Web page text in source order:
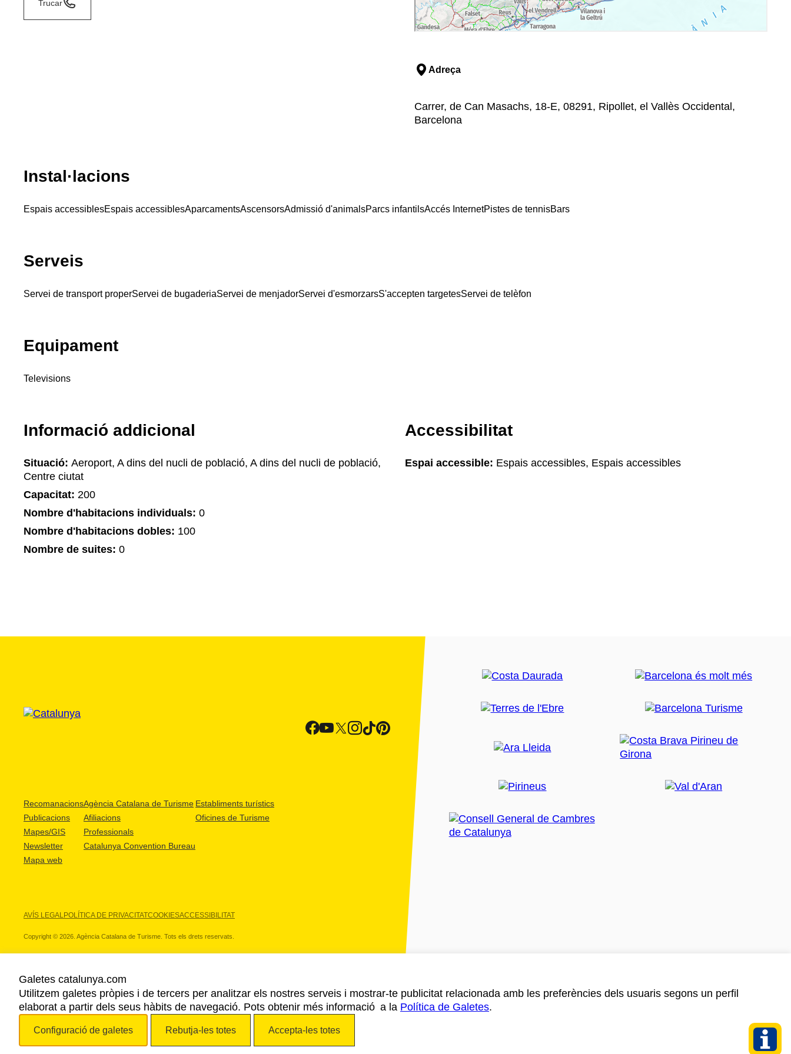
Trucar
Adreça
Carrer, de Can Masachs, 18-E, 08291, Ripollet, el Vallès Occidental,
Barcelona
Instal·lacions
Espais accessiblesEspais accessiblesAparcamentsAscensorsAdmissió d'animalsParcs infantilsAccés InternetPistes de tennisBars
Serveis
Servei de transport properServei de bugaderiaServei de menjadorServei d'esmorzarsS'accepten targetesServei de telèfon
Equipament
Televisions
Informació addicional
Situació: Aeroport, A dins del nucli de població, A dins del nucli de població,
Centre ciutat
Capacitat: 200
Nombre d'habitacions individuals: 0
Nombre d'habitacions dobles: 100
Nombre de suites: 0
Accessibilitat
Espai accessible: Espais accessibles, Espais accessibles
Recomanacions
Publicacions
Mapes/GIS
Newsletter
Mapa web
Agència Catalana de Turisme
Afiliacions
Professionals
Catalunya Convention Bureau
Establiments turístics
Oficines de Turisme
AVÍS LEGALPOLÍTICA DE PRIVACITATCOOKIESACCESSIBILITAT
Copyright © 2026. Agència Catalana de Turisme. Tots els drets reservats.
ELS NOSTRES PARTNERS
Galetes catalunya.com
Utilitzem galetes pròpies i de tercers per analitzar els nostres serveis i mostrar-te publicitat relacionada amb les preferències dels usuaris segons un perfil
elaborat a partir dels seus hàbits de navegació. Pots obtenir més informació a la Política de Galetes.
Configuració de galetes Rebutja-les totes Accepta-les totes